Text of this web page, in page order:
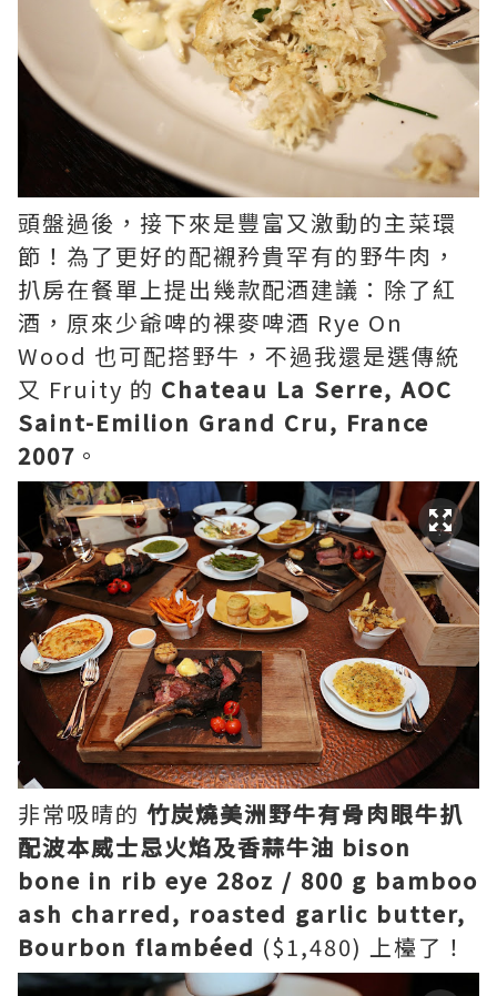
頭盤過後，接下來是豐富又激動的主菜環
節！為了更好的配襯矜貴罕有的野牛肉，
扒房在餐單上提出幾款配酒建議：除了紅
酒，原來少爺啤的裸麥啤酒 Rye On
Wood 也可配搭野牛，不過我還是選傳統
又 Fruity 的 Chateau La Serre, AOC
Saint-Emilion Grand Cru, France
2007 。
非常吸晴的 竹炭燒美洲野牛有骨肉眼牛扒
配波本威士忌火焰及香蒜牛油 bison
bone in rib eye 28oz / 800 g bamboo
ash charred, roasted garlic butter,
Bourbon flambéed ($1,480) 上檯了！